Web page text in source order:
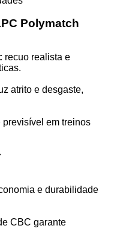
Polymatch
recuo realista e
atrito e desgaste,
em treinos
e durabilidade
CBC garante